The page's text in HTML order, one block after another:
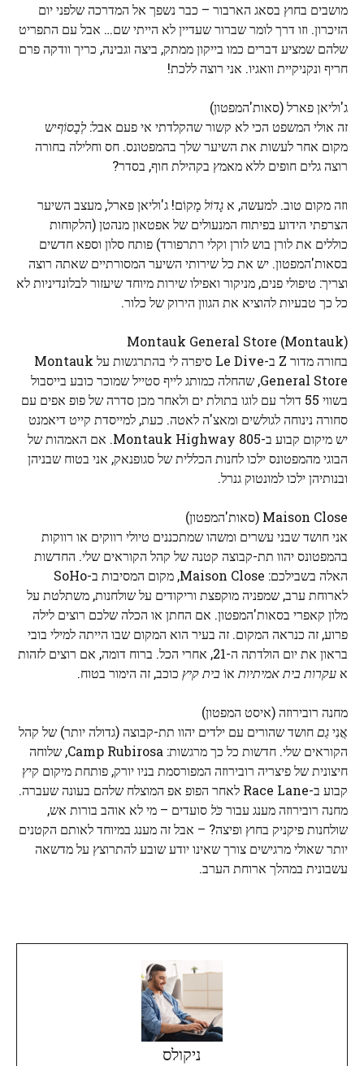
מושבים בחוץ בסאג הארבור – כבר נשפך אל המדרכה שלפני יום
הזיכרון. וזו דרך לומר שברור שעדיין לא הייתי שם… אבל עם התפריט
שלהם שמציע דברים כמו בייקון ממתק, ביצה וגבינה, כריך וודקה פרם
חריף ונקניקיית וואגיו. אני רוצה ללכת!
ג'וליאן פארל (סאות'המפטון)
זה אולי המשפט הכי לא קשור שהקלדתי אי פעם אבל:לְבָסוֹףיש
מקום אחר לעשות את השיער שלך בהמפטונס. חס וחלילה בחורה
רוצה גלים חופים ללא מאמץ בקהילת חוף, בסדר?
וזה מקום טוב. למעשה, אגָדוֹל מָקוֹם! ג'וליאן פארל, מעצב השיער
הצרפתי הידוע בפיתוח המנעולים של אפטאון מנהטן (הלקוחות
כוללים את לורן בוש לורן וקלי רתרפורד) פותח סלון וספא חדשים
בסאות'המפטון. יש את כל שירותי השיער המסורתיים שאתה רוצה
וצריך: טיפולי פנים, מניקור ואפילו שירות מיוחד שיעזור לבלונדיניות לא
כל כך טבעיות להוציא את הגוון הירוק של כלור.
Montauk General Store (Montauk)
בחורה מדור Z ב-Le Dive סיפרה לי בהתרגשות על Montauk
General Store, שהחלה כמותג לייף סטייל שמוכר כובע בייסבול
בשווי 55 דולר עם לוגו בתולת ים ולאחר מכן סדרה של פופ אפים עם
סחורה נינוחה לגולשים ומאצ'ה לאטה. כעת, למייסדת קייט דיאמנט
יש מיקום קבוע ב-805 Montauk Highway. אם האמהות של
הבוגי מהמפטונס ילכו לחנות הכללית של סגופנאק, אני בטוח שבניהן
ובנותיהן ילכו למונטוק גנרל.
Maison Close (סאות'המפטון)
אני חושד שבני עשרים ומשהו שמתכננים טיולי רווקים או רווקות
בהמפטונס יהוו תת-קבוצה קטנה של קהל הקוראים שלי. החדשות
האלה בשבילכם: Maison Close, מקום המסיבות ב-SoHo
לארוחת ערב, שמפניה מוקפצת וריקודים על שולחנות, משתלטת על
מלון קאפרי בסאות'המפטון. אם החתן או הכלה שלכם רוצים לילה
פרוע, זה כנראה המקום. זה בעיר הוא המקום שבו הייתה למילי בובי
בראון את יום הולדתה ה-21, אחרי הכל. ברוח דומה, אם רוצים לזהות
אעקרות בית אמיתיותאוֹ בית קיץ כוכב, זה הימור בטוח.
מחנה רובירוזה (איסט המפטון)
אֲנִיגַםחושד שהורים עם ילדים יהוו תת-קבוצה (גדולה יותר) של קהל
הקוראים שלי. חדשות כל כך מרגשות: Camp Rubirosa, שלוחה
חיצונית של פיצריה רובירוזה המפורסמת בניו יורק, פותחת מיקום קיץ
קבוע ב-Race Lane לאחר הפופ אפ המוצלח שלהם בעונה שעברה.
מחנה רובירוזה מענג עבורכֹּל סועדים – מי לא אוהב בורות אש,
שולחנות פיקניק בחוץ ופיצה? – אבל זה מענג במיוחד לאותם הקטנים
יותר שאולי מרגישים צורך שאינו יודע שובע להתרוצץ על מדשאה
עשבונית במהלך ארוחת הערב.
ניקולס